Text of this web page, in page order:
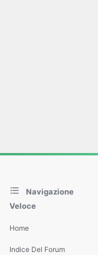
Navigazione
Veloce
Home
Indice Del Forum